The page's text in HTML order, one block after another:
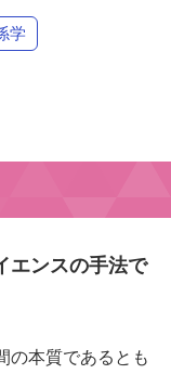
学
エンスの手法で
の本質であるとも